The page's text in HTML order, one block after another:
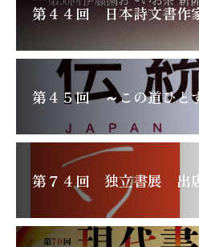
第４４回 日本詩文書作
第７４回 独立書展 出店